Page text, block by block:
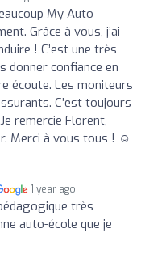
My Auto
Grâce à vous, j’ai
! C’est une très
donner confiance en
écoute. Les moniteurs
C’est toujours
remercie Florent,
Merci à vous tous ! ☺️
1 year ago
très
auto-école que je